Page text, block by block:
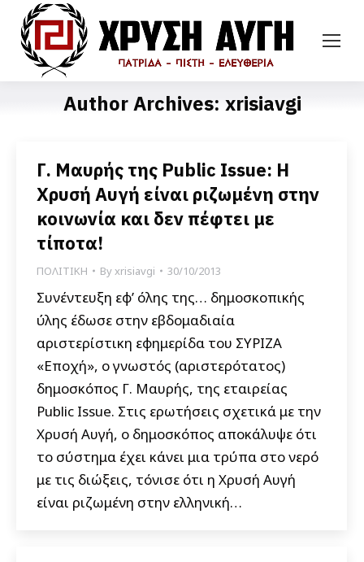
Author Archives: xrisiavgi
Γ. Μαυρής της Public Issue: Η
Χρυσή Αυγή είναι ριζωμένη στην
κοινωνία και δεν πέφτει με
τίποτα!
ΠΟΛΙΤΙΚΗ Byxrisiavgi 30/10/2013
Συνέντευξη εφ’ όλης της… δημοσκοπικής
ύλης έδωσε στην εβδομαδιαία
αριστερίστικη εφημερίδα του ΣΥΡΙΖΑ
«Εποχή», ο γνωστός (αριστερότατος)
δημοσκόπος Γ. Μαυρής, της εταιρείας
Public Issue. Στις ερωτήσεις σχετικά με την
Χρυσή Αυγή, ο δημοσκόπος αποκάλυψε ότι
το σύστημα έχει κάνει μια τρύπα στο νερό
με τις διώξεις, τόνισε ότι η Χρυσή Αυγή
είναι ριζωμένη στην ελληνική…